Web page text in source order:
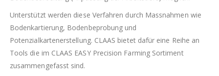
Unterstützt werden diese Verfahren durch Massnahmen wie
Bodenkartierung, Bodenbeprobung und
Potenzialkartenerstellung. CLAAS bietet dafür eine Reihe an
Tools die im CLAAS EASY Precision Farming Sortiment
zusammengefasst sind.